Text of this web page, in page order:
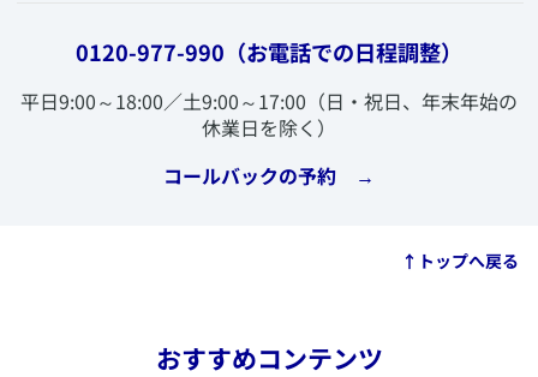
0120-977-990 （お電話での日程調整）
​平日9:00～18:00／土9:00～17:00（日・祝日、年末年始の
休業日を除く）
​コールバックの予約 →
​↑トップへ戻る
おすすめコンテンツ